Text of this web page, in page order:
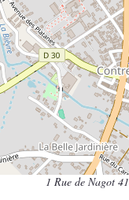
1 Rue de Nagot